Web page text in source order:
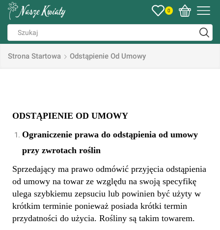
0
Strona Startowa Odstąpienie Od Umowy
ODSTĄPIENIE OD UMOWY
Ograniczenie prawa do odstąpienia od umowy
przy zwrotach roślin
Sprzedający ma prawo odmówić przyjęcia odstąpienia
od umowy na towar ze względu na swoją specyfikę
ulega szybkiemu zepsuciu lub powinien być użyty w
krótkim terminie ponieważ posiada krótki termin
przydatności do użycia. Rośliny są takim towarem.